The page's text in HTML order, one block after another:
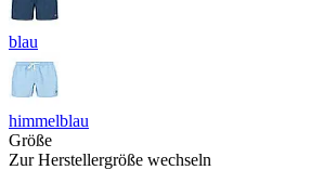
blau
himmelblau
Größe
Zur Herstellergröße wechseln